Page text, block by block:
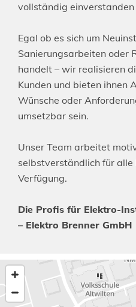
vollständig einverstanden
Egal ob es sich um
Sanierungsarbeiten oder
handelt – wir realisieren
Kunden und bieten ihnen
Wünsche oder
umsetzbar sein.
Unser Team arbeitet
selbstverständlich für alle
Verfügung.
Die Profis für Elektro-
– Elektro Brenner GmbH